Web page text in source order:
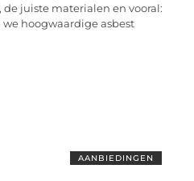
juiste materialen en vooral:
hoogwaardige asbest
AANBIEDINGEN